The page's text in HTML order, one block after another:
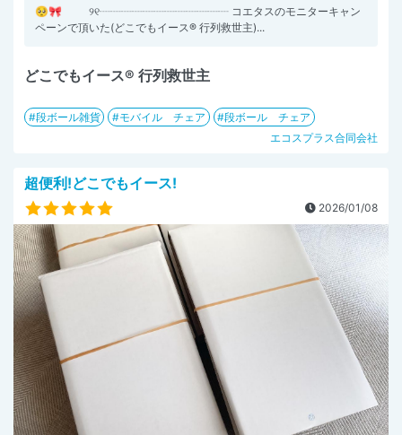
🥺🎀 ୨୧┈┈┈┈┈┈┈┈┈┈┈┈ コエタスのモニターキャン
ペーンで頂いた(どこでもイース® 行列救世主)...
どこでもイース® 行列救世主
段ボール雑貨 モバイル チェア
段ボール チェア
エコスプラス合同会社
超便利!どこでもイース!
2026/01/08